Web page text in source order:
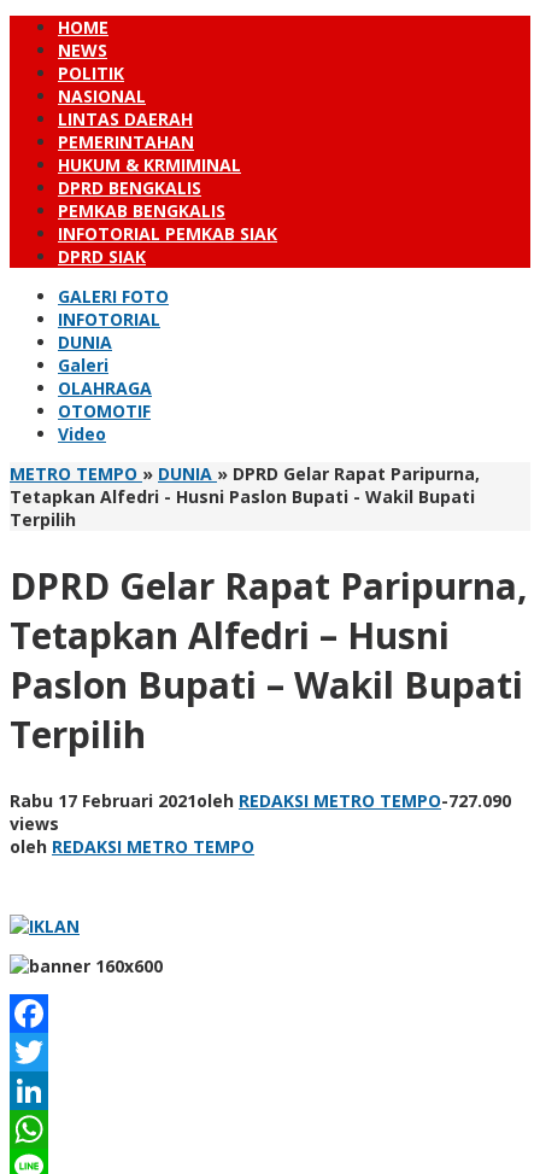
HOME
NEWS
POLITIK
NASIONAL
LINTAS DAERAH
PEMERINTAHAN
HUKUM & KRMIMINAL
DPRD BENGKALIS
PEMKAB BENGKALIS
INFOTORIAL PEMKAB SIAK
DPRD SIAK
GALERI FOTO
INFOTORIAL
DUNIA
Galeri
OLAHRAGA
OTOMOTIF
Video
METRO TEMPO » DUNIA » DPRD Gelar Rapat Paripurna,
Tetapkan Alfedri - Husni Paslon Bupati - Wakil Bupati
Terpilih
DPRD Gelar Rapat Paripurna,
Tetapkan Alfedri – Husni
Paslon Bupati – Wakil Bupati
Terpilih
Rabu 17 Februari 2021oleh REDAKSI METRO TEMPO-727.090
views
oleh REDAKSI METRO TEMPO
Facebook
Twitter
LinkedIn
WhatsApp